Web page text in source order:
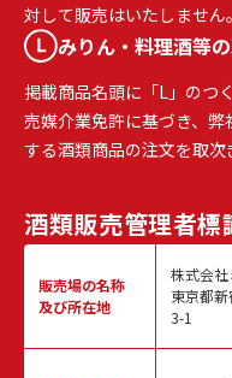
対して販売はいたしません。
みりん・料理酒等
掲載商品名頭に「L」のつ
売媒介業免許に基づき、
する酒類商品の注文を取次
酒類販売管理者標
販売場の名称
及び所在地
株式会
東京都
3-1